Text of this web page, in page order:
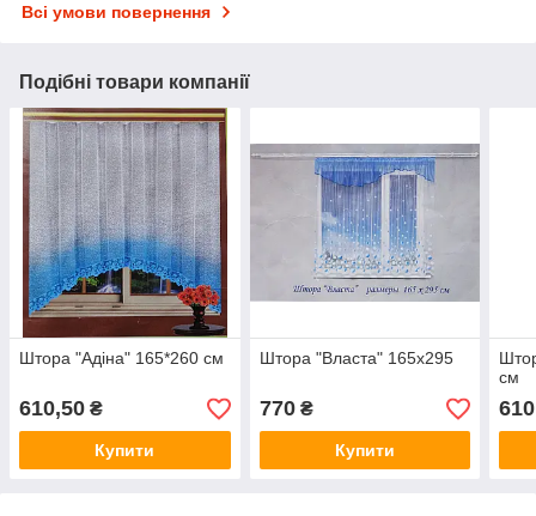
Всі умови повернення
Подібні товари компанії
Штора "Адіна" 165*260 см
610,50 ₴
Купити
Штора "Власта" 165х295
770₴
Купити
см